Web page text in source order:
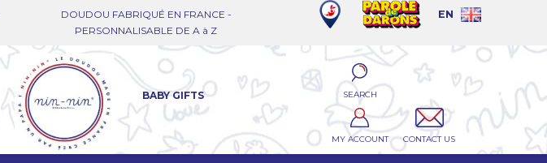
DOUDOU FABRIQUÉ EN FRANCE -
PERSONNALISABLE DE A à Z
EN
BABY GIFTS SEARCH
MY ACCOUNT CONTACT US